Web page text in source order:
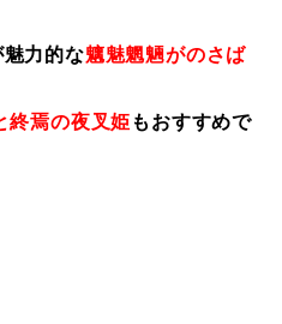
力的な魑魅魍魎がのさば
終焉の夜叉姫 もおすすめで